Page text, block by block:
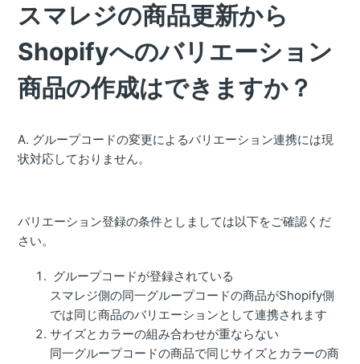
スマレジの商品更新から
Shopifyへのバリエーション
商品の作成はできますか？
A. グループコードの変更によるバリエーション連携には現
状対応しておりません。
バリエーション登録の条件としましては以下をご確認くだ
さい。
グループコードが登録されている
スマレジ側の同一グループコードの商品がShopify側
では同じ商品のバリエーションとして連携されます
サイズとカラーの組み合わせが重ならない
同一グループコードの商品で同じサイズとカラーの商